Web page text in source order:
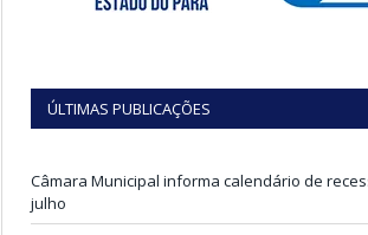
ÚLTIMAS PUBLICAÇÕES
Câmara Municipal informa calendário de
julho